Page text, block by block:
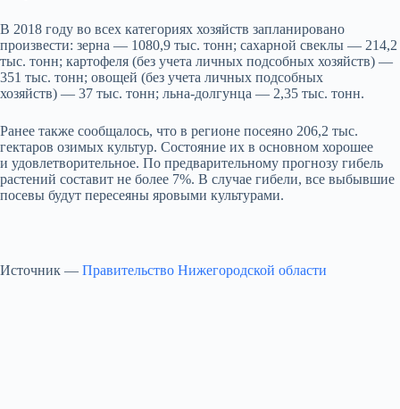
В 2018 году во всех категориях хозяйств запланировано
произвести: зерна — 1080,9 тыс. тонн; сахарной свеклы — 214,2
тыс. тонн; картофеля (без учета личных подсобных хозяйств) —
351 тыс. тонн; овощей (без учета личных подсобных
хозяйств) — 37 тыс. тонн; льна-долгунца — 2,35 тыс. тонн.
Ранее также сообщалось, что в регионе посеяно 206,2 тыс.
гектаров озимых культур. Состояние их в основном хорошее
и удовлетворительное. По предварительному прогнозу гибель
растений составит не более 7%. В случае гибели, все выбывшие
посевы будут пересеяны яровыми культурами.
Источник — Правительство Нижегородской области